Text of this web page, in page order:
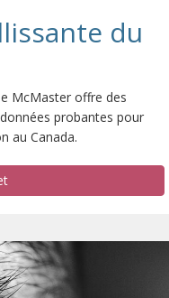
du
McMaster offre des
probantes pour
au Canada.